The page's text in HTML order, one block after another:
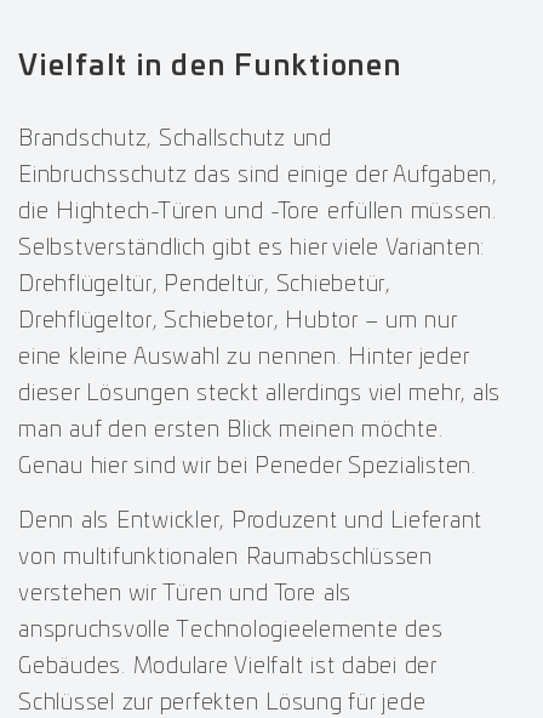
Vielfalt in den Funktionen
Brandschutz, Schallschutz und
Einbruchsschutz das sind einige der Aufgaben,
die Hightech-Türen und -Tore erfüllen müssen.
Selbstverständlich gibt es hier viele Varianten:
Drehflügeltür, Pendeltür, Schiebetür,
Drehflügeltor, Schiebetor, Hubtor – um nur
eine kleine Auswahl zu nennen. Hinter jeder
dieser Lösungen steckt allerdings viel mehr, als
man auf den ersten Blick meinen möchte.
Genau hier sind wir bei Peneder Spezialisten.
Denn als Entwickler, Produzent und Lieferant
von multifunktionalen Raumabschlüssen
verstehen wir Türen und Tore als
anspruchsvolle Technologieelemente des
Gebäudes. Modulare Vielfalt ist dabei der
Schlüssel zur perfekten Lösung für jede